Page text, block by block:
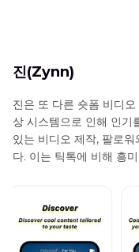
진(Zynn)
진은 또 다른 숏폼 비디
상 시스템으로 인해 인기
있는 비디오 제작, 팔로
다. 이는 틱톡에 비해 흥